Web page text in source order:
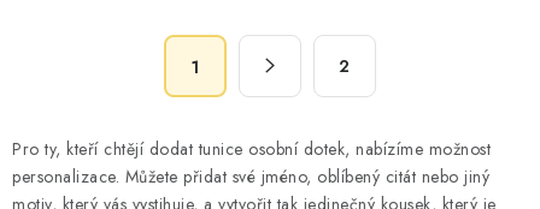
c
í
p
n
k
1 2
Pro ty, kteří chtějí dodat tunice osobní dotek, nabízíme možnost
personalizace. Můžete přidat své jméno, oblíbený citát nebo jiný
motiv, který vás vystihuje, a vytvořit tak jedinečný kousek, který je